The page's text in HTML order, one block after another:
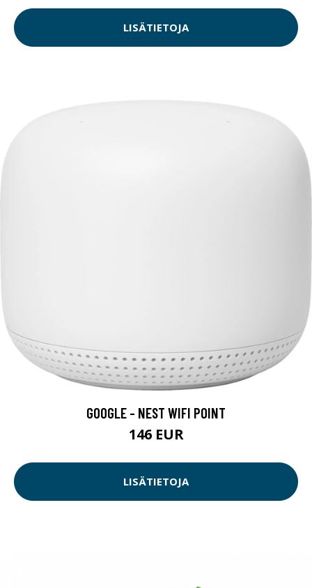
LISÄTIETOJA
GOOGLE - NEST WIFI POINT
146 EUR
LISÄTIETOJA